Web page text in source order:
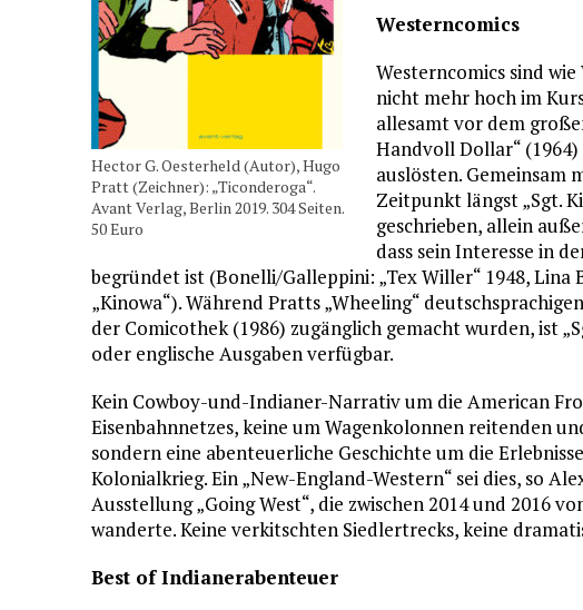
Hector G. Oesterheld (Autor), Hugo
Pratt (Zeichner): „Ticonderoga“.
Avant Verlag, Berlin 2019. 304 Seiten.
50 Euro
Westerncomics
Westerncomics sind
nicht mehr hoch im
allesamt vor dem
Handvoll Dollar“ (1964)
auslösten. Gemeinsam
Zeitpunkt längst „Sgt.
geschrieben, allein
dass sein Interesse in
begründet ist (Bonelli/Galleppini: „Tex Willer“ 1948, Lina
„Kinowa“). Während Pratts „Wheeling“
der Comicothek (1986) zugänglich gemacht wurden, ist
oder englische Ausgaben verfügbar.
Kein Cowboy-und-Indianer-Narrativ um die American
Eisenbahnnetzes, keine um Wagenkolonnen reitenden
sondern eine abenteuerliche Geschichte um die
Kolonialkrieg. Ein „New-England-Western“ sei dies, so
Ausstellung „Going West“, die zwischen 2014 und 2016
wanderte. Keine verkitschten Siedlertrecks, keine
Best of Indianerabenteuer